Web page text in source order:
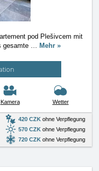
pod Plešivcem mit
gesamte … Mehr »
Kamera Wetter
420 CZK ohne Verpflegung
570 CZK ohne Verpflegung
720 CZK ohne Verpflegung